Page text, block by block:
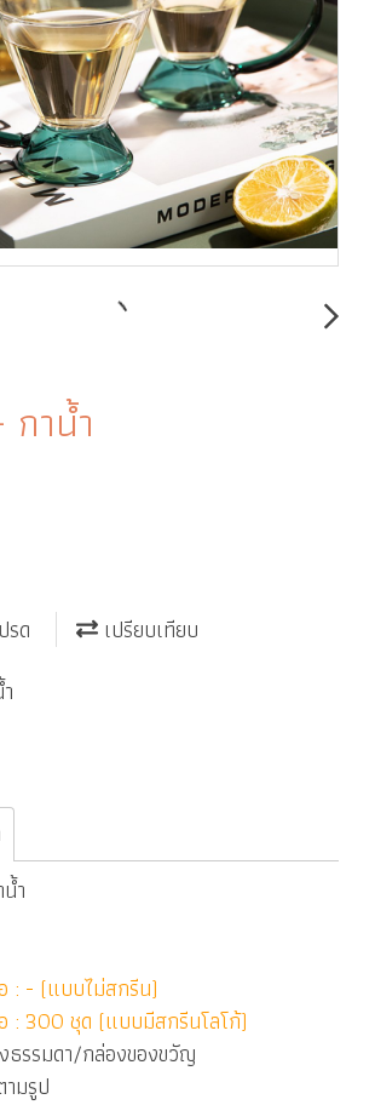
าน้ำ
รด
เปรียบเทียบ
ำ
: - (แบบไม่สกรีน)
: 300 ชุด (แบบมีสกรีนโลโก้)
รรมดา/กล่องของขวัญ
มรูป